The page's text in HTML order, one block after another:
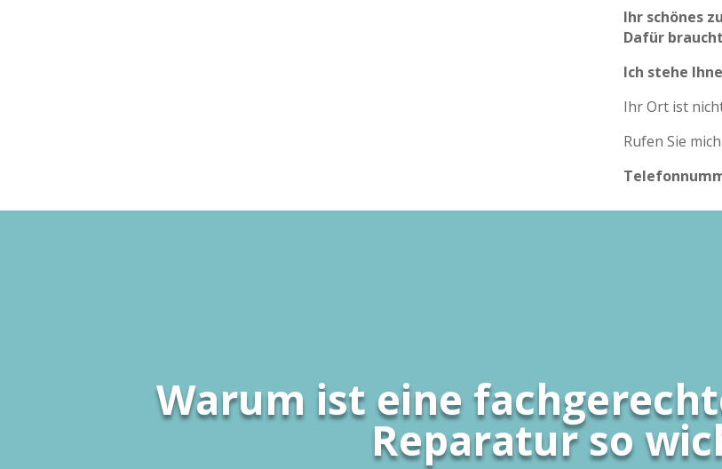
Ihr schönes
Dafür
Ich stehe
Ihr Ort ist
Rufen Sie
Warum ist eine
Reparatur so